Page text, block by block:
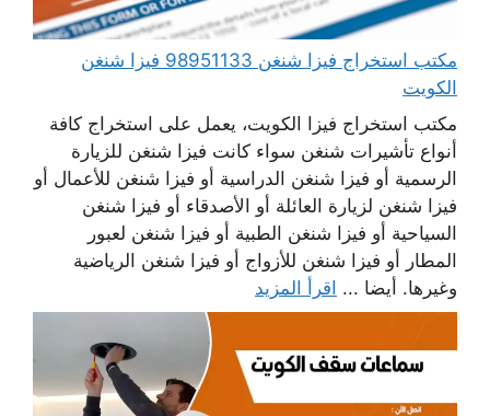
مكتب استخراج فيزا شنغن 98951133 فيزا شنغن
الكويت
مكتب استخراج فيزا الكويت، يعمل على استخراج كافة
أنواع تأشيرات شنغن سواء كانت فيزا شنغن للزيارة
الرسمية أو فيزا شنغن الدراسية أو فيزا شنغن للأعمال أو
فيزا شنغن لزيارة العائلة أو الأصدقاء أو فيزا شنغن
السياحية أو فيزا شنغن الطبية أو فيزا شنغن لعبور
المطار أو فيزا شنغن للأزواج أو فيزا شنغن الرياضية
وغيرها. أيضا ... اقرأ المزيد